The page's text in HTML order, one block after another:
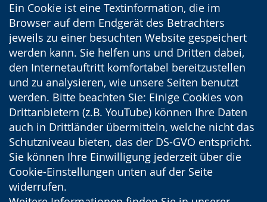
Ein Cookie ist eine Textinformation, die im
Browser auf dem Endgerät des Betrachters
jeweils zu einer besuchten Website gespeichert
werden kann. Sie helfen uns und Dritten dabei,
den Internetauftritt komfortabel bereitzustellen
und zu analysieren, wie unsere Seiten benutzt
werden. Bitte beachten Sie: Einige Cookies von
Drittanbietern (z.B. YouTube) können Ihre Daten
auch in Drittländer übermitteln, welche nicht das
Schutzniveau bieten, das der DS-GVO entspricht.
Sie können Ihre Einwilligung jederzeit über die
Cookie-Einstellungen unten auf der Seite
widerrufen.